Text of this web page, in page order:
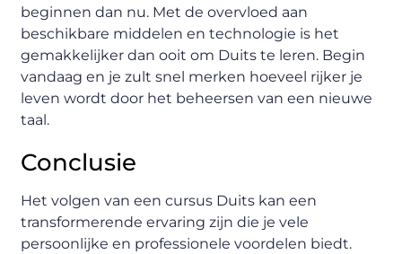
beginnen dan nu. Met de overvloed aan
beschikbare middelen en technologie is het
gemakkelijker dan ooit om Duits te leren. Begin
vandaag en je zult snel merken hoeveel rijker je
leven wordt door het beheersen van een nieuwe
taal.
Conclusie
Het volgen van een cursus Duits kan een
transformerende ervaring zijn die je vele
persoonlijke en professionele voordelen biedt.